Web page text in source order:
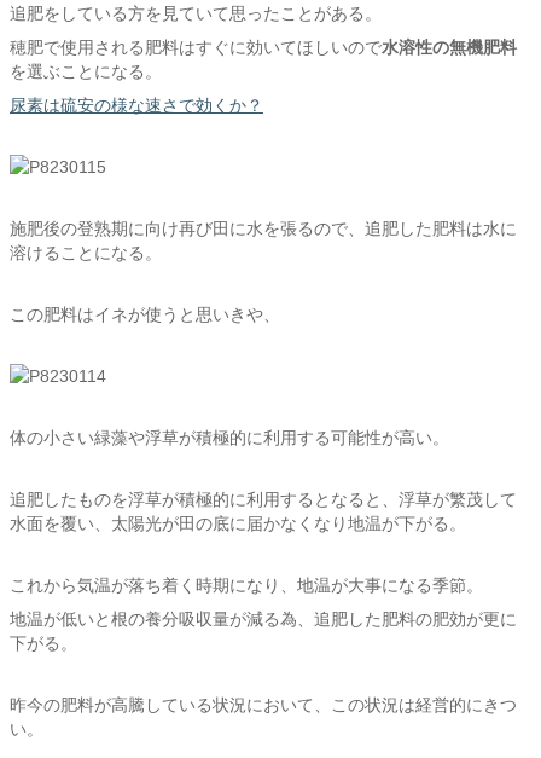
追肥をしている方を見ていて思ったことがある。
穂肥で使用される肥料はすぐに効いてほしいので水溶性の無機肥料
を選ぶことになる。
尿素は硫安の様な速さで効くか？
施肥後の登熟期に向け再び田に水を張るので、追肥した肥料は水に
溶けることになる。
この肥料はイネが使うと思いきや、
体の小さい緑藻や浮草が積極的に利用する可能性が高い。
追肥したものを浮草が積極的に利用するとなると、浮草が繁茂して
水面を覆い、太陽光が田の底に届かなくなり地温が下がる。
これから気温が落ち着く時期になり、地温が大事になる季節。
地温が低いと根の養分吸収量が減る為、追肥した肥料の肥効が更に
下がる。
昨今の肥料が高騰している状況において、この状況は経営的にきつ
い。